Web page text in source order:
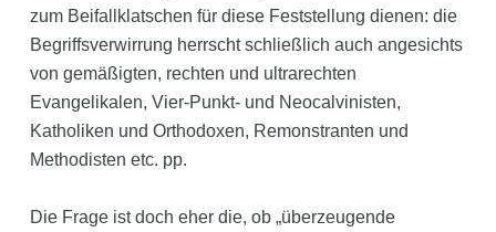
zum Beifallklatschen für diese Feststellung dienen: die
Begriffsverwirrung herrscht schließlich auch angesichts
von gemäßigten, rechten und ultrarechten
Evangelikalen, Vier-Punkt- und Neocalvinisten,
Katholiken und Orthodoxen, Remonstranten und
Methodisten etc. pp.
Die Frage ist doch eher die, ob „überzeugende